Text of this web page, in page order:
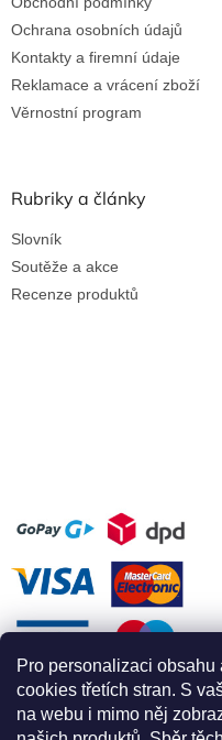
Pro personalizaci
cookies třetích stran. S
na webu i mimo něj
Ochrana osobních údajů
Kontakty a firemní údaje
Reklamace a vrácení zboží
Věrnostní program
Rubriky a články
Slovník
Soutěže a akce
Recenze produktů